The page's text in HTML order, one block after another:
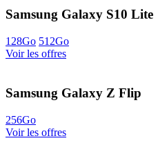
Samsung Galaxy S10 Lite
128Go 512Go
Voir les offres
Samsung Galaxy Z Flip
256Go
Voir les offres